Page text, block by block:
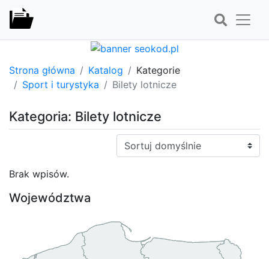
Strona główna Katalog
Kategorie
Sport i turystyka
Bilety lotnicze
Kategoria: Bilety lotnicze
Sortuj:
Brak wpisów.
Województwa